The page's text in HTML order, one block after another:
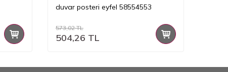
duvar posteri eyfel 58554553
573,02TL
504,26 TL